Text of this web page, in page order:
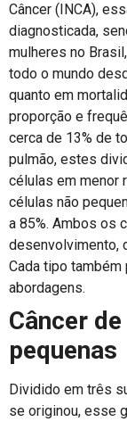
Câncer (INCA),
diagnosticada,
mulheres no
todo o mundo
quanto em
proporção e
cerca de 13% de
pulmão, estes
células em menor
células não
a 85%. Ambos os
desenvolvimento,
Cada tipo
abordagens.
Câncer
pequenas
Dividido em três
se originou, esse